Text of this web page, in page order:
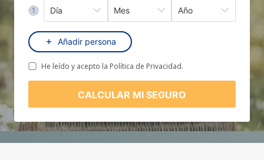
1
Añadir persona
He leído y acepto la Política de Privacidad.
CALCULAR MI SEGURO